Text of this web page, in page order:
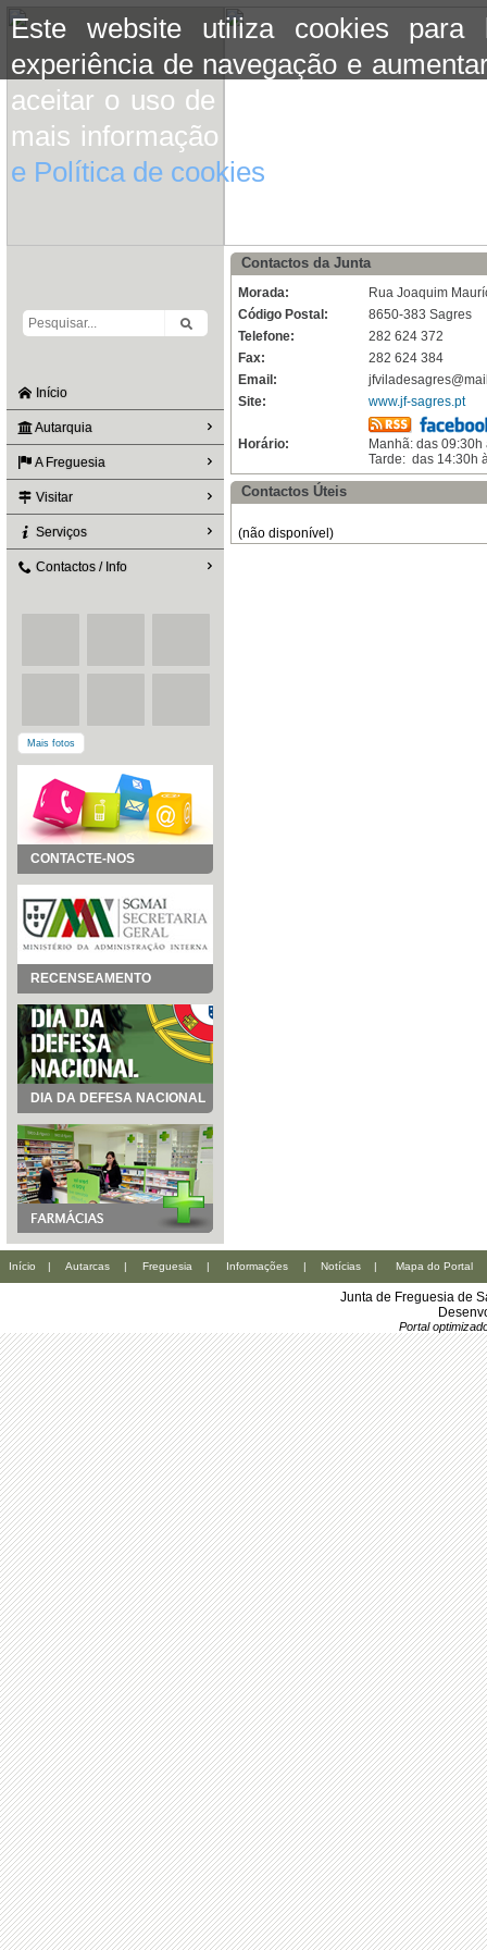
Este website utiliza cookies para
experiência de navegação e
aceitar o uso de cookies basta
mais informação consulte a
e Política de cookies
Início
Autarquia
A Freguesia
Visitar
Serviços
Contactos / Info
Mais fotos
CONTACTE-NOS
RECENSEAMENTO
DIA DA DEFESA NACIONAL
Contactos da Junta
Morada:
Rua Joaquim
Código Postal:
8650-383 Sagres
Telefone:
282 624 372
Fax:
282 624 384
Email:
Site:
www.jf-sagres.pt
Horário:
Manhã: das 09:30h
Tarde: das 14:30h
Contactos Úteis
(não disponível)
Início | Autarcas | Freguesia | Informações | Notícias | Mapa do Portal
Junta de Freguesia de
Portal